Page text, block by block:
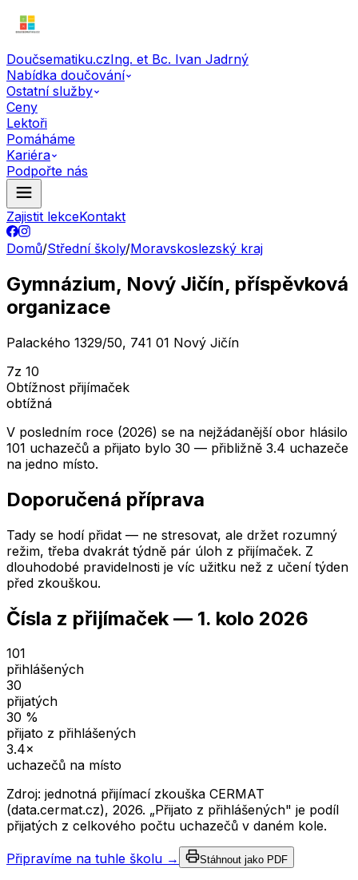
Doučsematiku.czIng. et Bc. Ivan Jadrný
Nabídka doučování
Ostatní služby
Ceny
Lektoři
Pomáháme
Kariéra
Podpořte nás
Zajistit lekceKontakt
Domů/Střední školy/Moravskoslezský kraj
Gymnázium, Nový Jičín, příspěvková
organizace
Palackého 1329/50, 741 01 Nový Jičín
7z 10
Obtížnost přijímaček
obtížná
V posledním roce (2026) se na nejžádanější obor hlásilo
101 uchazečů a přijato bylo 30 — přibližně 3.4 uchazeče
na jedno místo.
Doporučená příprava
Tady se hodí přidat — ne stresovat, ale držet rozumný
režim, třeba dvakrát týdně pár úloh z přijímaček. Z
dlouhodobé pravidelnosti je víc užitku než z učení týden
před zkouškou.
Čísla z přijímaček — 1. kolo 2026
101
přihlášených
30
přijatých
30 %
přijato z přihlášených
3.4×
uchazečů na místo
Zdroj: jednotná přijímací zkouška CERMAT
(data.cermat.cz), 2026. „Přijato z přihlášených" je podíl
přijatých z celkového počtu uchazečů v daném kole.
Připravíme na tuhle školu → Stáhnout jako PDF